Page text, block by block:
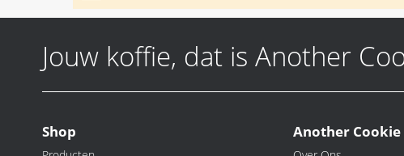
Jouw koffie, dat is Another
Shop Another Cookie